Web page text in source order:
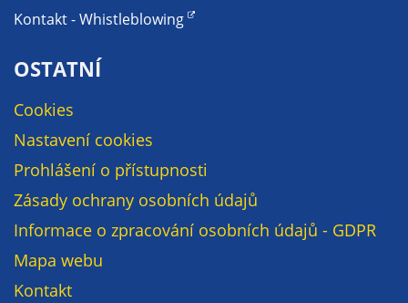
Kontakt - Whistleblowing
OSTATNÍ
Cookies
Nastavení cookies
Prohlášení o přístupnosti
Zásady ochrany osobních údajů
Informace o zpracování osobních údajů - GDPR
Mapa webu
Kontakt